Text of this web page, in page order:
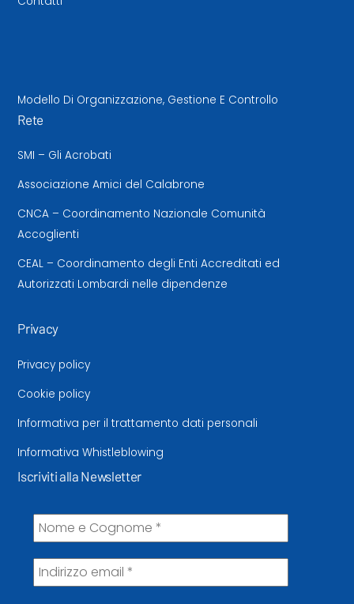
Modello Di Organizzazione, Gestione E Controllo
Rete
SMI – Gli Acrobati
Associazione Amici del Calabrone
CNCA – Coordinamento Nazionale Comunità
Accoglienti
CEAL – Coordinamento degli Enti Accreditati ed
Autorizzati Lombardi nelle dipendenze
Privacy
Privacy policy
Cookie policy
Informativa per il trattamento dati personali
Informativa Whistleblowing
Iscriviti alla Newsletter